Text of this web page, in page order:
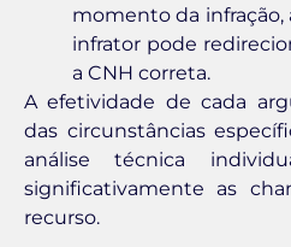
momento da infração,
infrator pode
a CNH correta.
A efetividade de cada
das circunstâncias
análise técnica
significativamente as
recurso.